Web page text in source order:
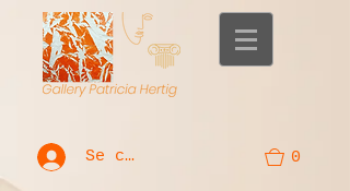
Se connecter 0